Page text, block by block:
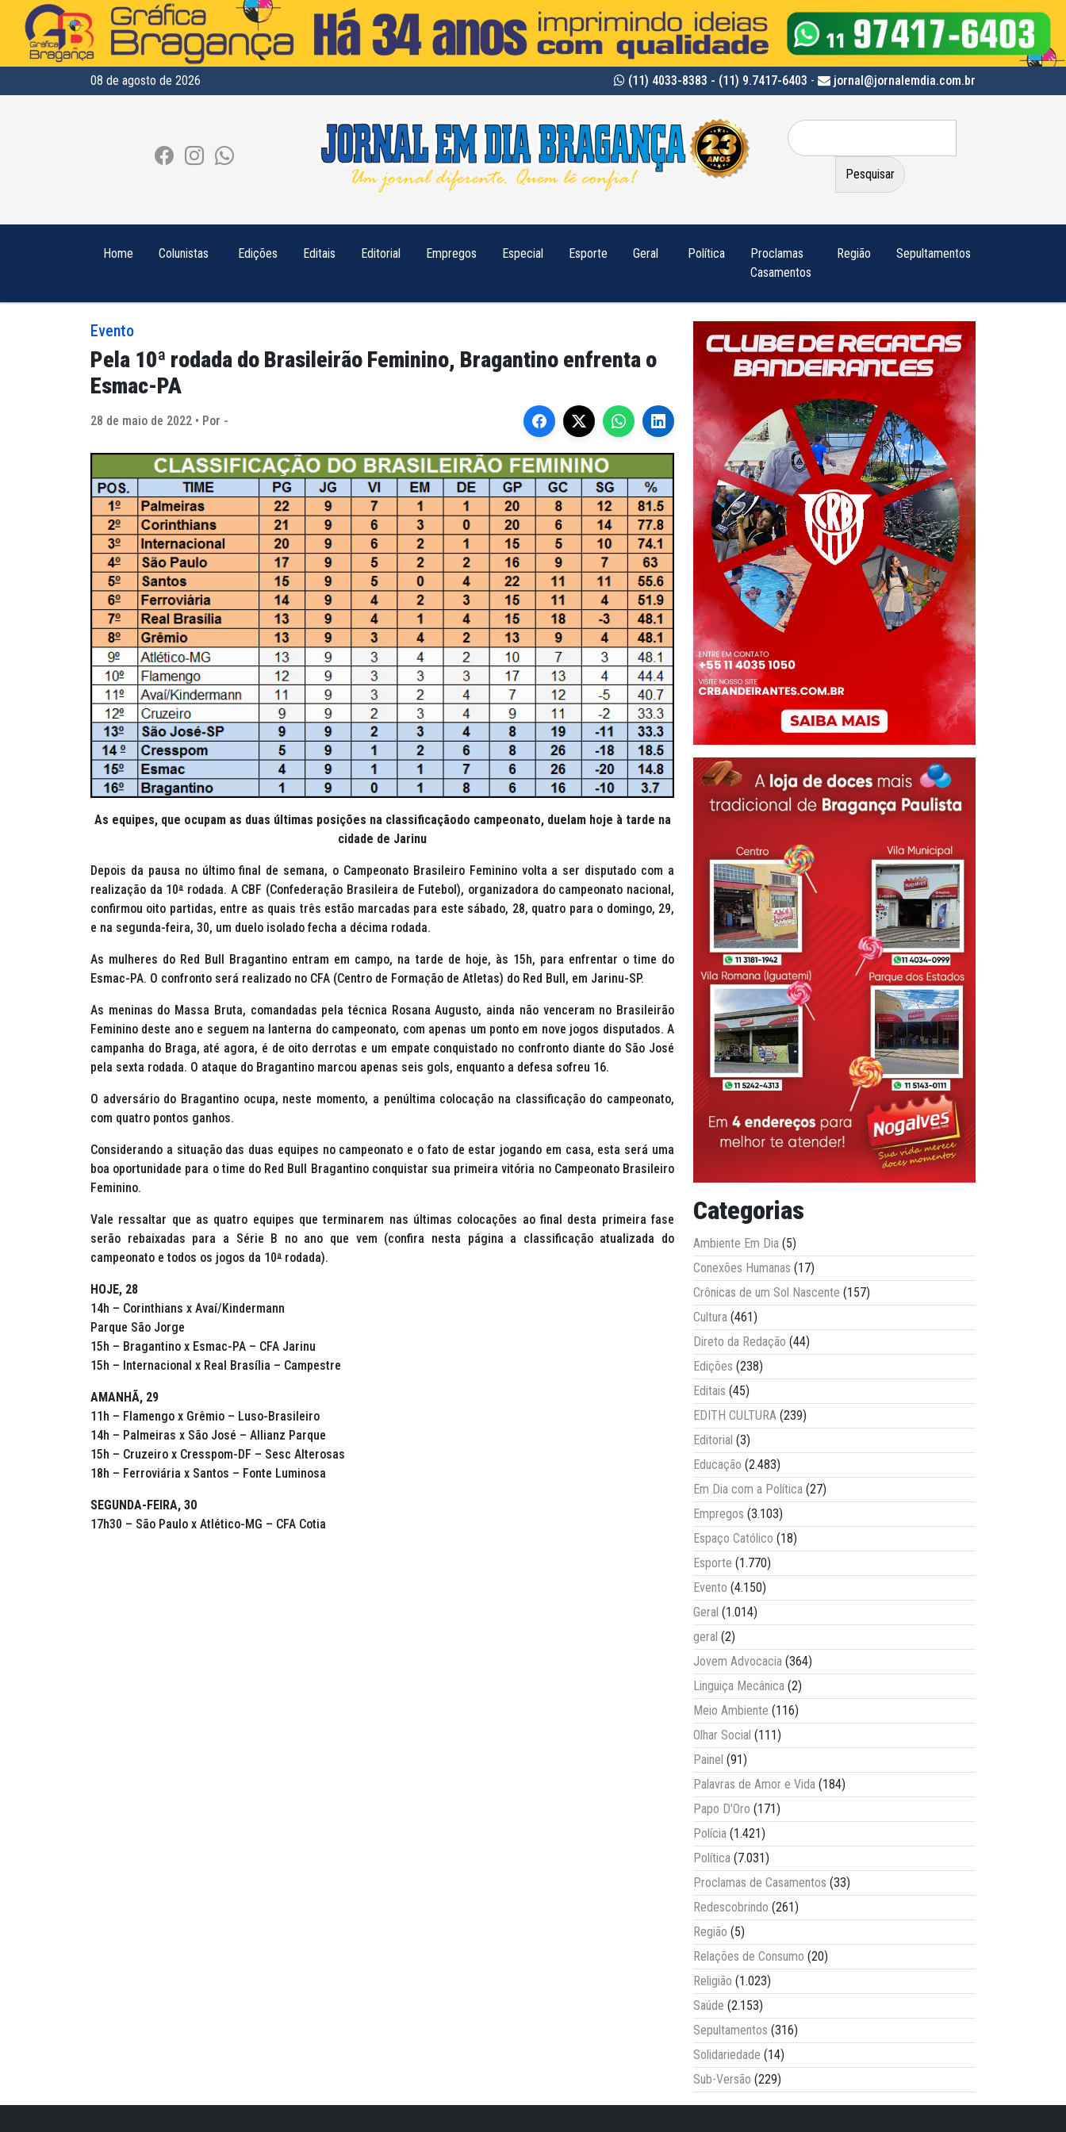
08 de agosto de 2026 (11) 4033-8383 - (11) 9.7417-6403 - jornal@jornalemdia.com.br
Pesquisar
por:
Home Colunistas Edições Editais Editorial Empregos Especial Esporte Geral Política
Proclamas
Casamentos
Região Sepultamentos
Evento
Pela 10ª rodada do Brasileirão Feminino, Bragantino enfrenta o
Esmac-PA
28 de maio de 2022 • Por -
As equipes, que ocupam as duas últimas posições na classificaçãodo campeonato, duelam hoje à tarde na
cidade de Jarinu
Depois da pausa no último final de semana, o Campeonato Brasileiro Feminino volta a ser disputado com a
realização da 10ªrodada. A CBF (Confederação Brasileira de Futebol), organizadora do campeonato nacional,
confirmou oito partidas, entre as quais três estão marcadas para este sábado, 28, quatro para o domingo, 29,
e na segunda-feira, 30, um duelo isolado fecha a décima rodada.
As mulheres do Red Bull Bragantino entram em campo, na tarde de hoje, às 15h, para enfrentar o time do
Esmac-PA. O confronto será realizado no CFA (Centro de Formação de Atletas) do Red Bull, em Jarinu-SP.
As meninas do Massa Bruta, comandadas pela técnica Rosana Augusto, ainda não venceram no Brasileirão
Feminino deste ano e seguem na lanterna do campeonato, com apenas um ponto em nove jogos disputados. A
campanha do Braga, até agora, é de oito derrotas e um empate conquistado no confronto diante do São José
pela sexta rodada. O ataque do Bragantino marcou apenas seis gols, enquanto a defesa sofreu 16.
O adversário do Bragantino ocupa, neste momento, a penúltima colocação na classificação do campeonato,
com quatro pontos ganhos.
Considerando a situação das duas equipes no campeonato e o fato de estar jogando em casa, esta será uma
boa oportunidade para o time do Red Bull Bragantino conquistar sua primeira vitória no Campeonato Brasileiro
Feminino.
Vale ressaltar que as quatro equipes que terminarem nas últimas colocações ao final desta primeira fase
serão rebaixadas para a Série B no ano que vem (confira nesta página a classificação atualizada do
campeonato e todos os jogos da 10ª rodada).
HOJE, 28
14h – Corinthians x Avaí/Kindermann
Parque São Jorge
15h – Bragantino x Esmac-PA – CFA Jarinu
15h – Internacional x Real Brasília – Campestre
AMANHÃ, 29
11h – Flamengo x Grêmio – Luso-Brasileiro
14h – Palmeiras x São José – Allianz Parque
15h – Cruzeiro x Cresspom-DF – Sesc Alterosas
18h – Ferroviária x Santos – Fonte Luminosa
SEGUNDA-FEIRA, 30
17h30 – São Paulo x Atlético-MG – CFA Cotia
Categorias
Ambiente Em Dia (5)
Conexões Humanas (17)
Crônicas de um Sol Nascente (157)
Cultura (461)
Direto da Redação (44)
Edições (238)
Editais (45)
EDITH CULTURA (239)
Editorial (3)
Educação (2.483)
Em Dia com a Política (27)
Empregos (3.103)
Espaço Católico (18)
Esporte (1.770)
Evento (4.150)
Geral (1.014)
geral (2)
Jovem Advocacia (364)
Linguiça Mecânica (2)
Meio Ambiente (116)
Olhar Social (111)
Painel (91)
Palavras de Amor e Vida (184)
Papo D'Oro (171)
Polícia (1.421)
Política (7.031)
Proclamas de Casamentos (33)
Redescobrindo (261)
Região (5)
Relações de Consumo (20)
Religião (1.023)
Saúde (2.153)
Sepultamentos (316)
Solidariedade (14)
Sub-Versão (229)